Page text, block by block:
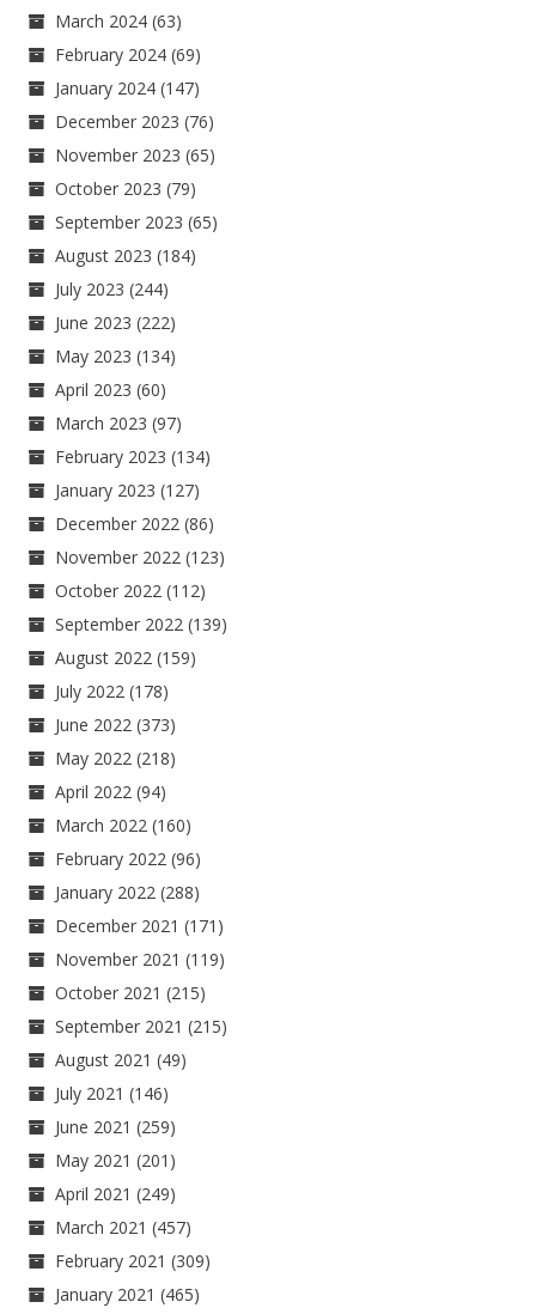
March 2024 (63)
February 2024 (69)
January 2024 (147)
December 2023 (76)
November 2023 (65)
October 2023 (79)
September 2023 (65)
August 2023 (184)
July 2023 (244)
June 2023 (222)
May 2023 (134)
April 2023 (60)
March 2023 (97)
February 2023 (134)
January 2023 (127)
December 2022 (86)
November 2022 (123)
October 2022 (112)
September 2022 (139)
August 2022 (159)
July 2022 (178)
June 2022 (373)
May 2022 (218)
April 2022 (94)
March 2022 (160)
February 2022 (96)
January 2022 (288)
December 2021 (171)
November 2021 (119)
October 2021 (215)
September 2021 (215)
August 2021 (49)
July 2021 (146)
June 2021 (259)
May 2021 (201)
April 2021 (249)
March 2021 (457)
February 2021 (309)
January 2021 (465)